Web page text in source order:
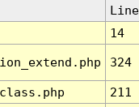
Line
14
324
211